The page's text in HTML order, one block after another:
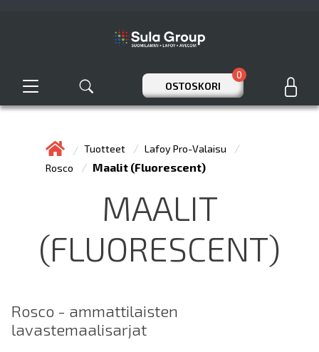
OSTOSKORI
0
Tuotteet
Lafoy Pro-Valaisu
Rosco
Maalit (Fluorescent)
MAALIT
(FLUORESCENT)
Rosco - ammattilaisten
lavastemaalisarjat